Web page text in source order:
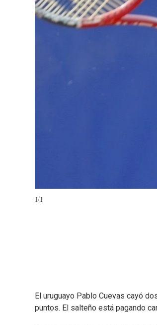
1/1
El uruguayo Pablo Cuevas cayó
puntos. El salteño está pagando